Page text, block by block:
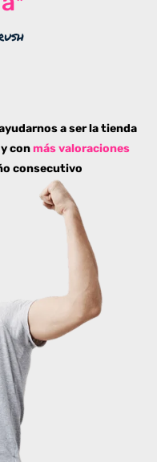
a ser la tienda
y conmás valoraciones
consecutivo